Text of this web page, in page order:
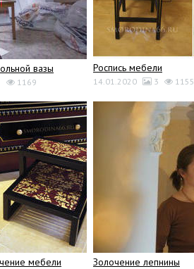
вазы
1169
Роспись мебели
14.01.2020 3 1155
мебели Золочение лепнины